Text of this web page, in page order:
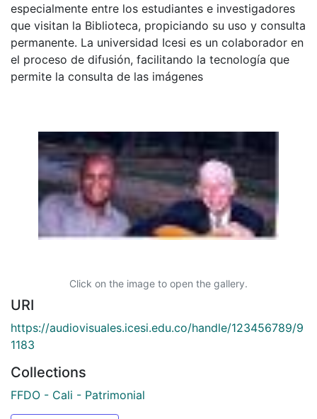
especialmente entre los estudiantes e investigadores
que visitan la Biblioteca, propiciando su uso y consulta
permanente. La universidad Icesi es un colaborador en
el proceso de difusión, facilitando la tecnología que
permite la consulta de las imágenes
Click on the image to open the gallery.
URI
https://audiovisuales.icesi.edu.co/handle/123456789/9
1183
Collections
FFDO - Cali - Patrimonial